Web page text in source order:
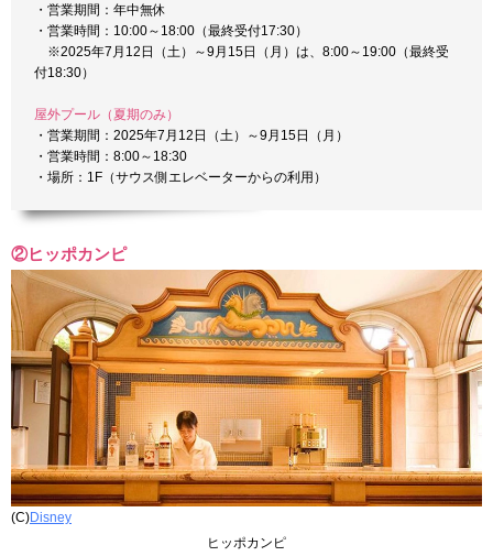
・営業期間：年中無休
・営業時間：10:00～18:00（最終受付17:30）
※2025年7月12日（土）～9月15日（月）は、8:00～19:00（最終受
付18:30）
屋外プール（夏期のみ）
・営業期間：2025年7月12日（土）～9月15日（月）
・営業時間：8:00～18:30
・場所：1F（サウス側エレベーターからの利用）
②ヒッポカンピ
(C)Disney
ヒッポカンピ